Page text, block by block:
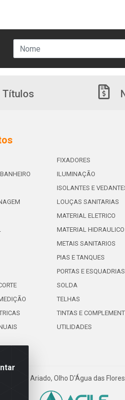
Títulos
FIXADORES
ILUMINAÇÃO
ISOLANTES E
LOUÇAS SANITARIAS
MATERIAL ELETRICO
MATERIAL HIDRAULICO
METAIS SANITARIOS
PIAS E TANQUES
PORTAS E ESQUADRIAS
SOLDA
TELHAS
TINTAS E
UTILIDADES
265 - Ariado, Olho D'Água das